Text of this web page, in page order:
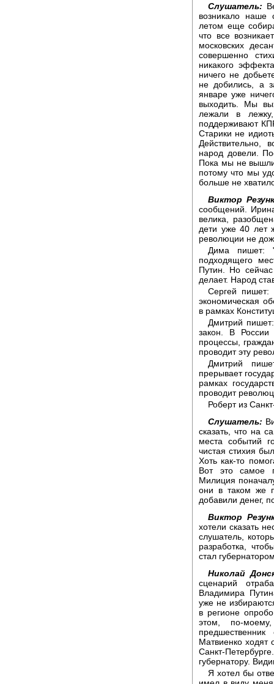
Слушатель:
возникало наше
летом еще
что все
московских
совершенно
никакого
ничего не
не добились, а
январе уже
выходить. Мы
лежали в
поддерживают
Старики не
Действительно,
народ довели.
Пока мы не
потому что мы
больше не
Виктор
сообщений.
велика,
дети уже 40 лет
революции не
Дима пишет:
подходящего
Путин. Но
делает. Народ
Сергей пишет:
экономическая
в рамках
Дмитрий
закон. В
процессы,
проводит эту
Дмитрий
прерывает
рамках
проводит
Роберт из
Слушатель:
сказать, что на
места событий
чистая стихия
Хоть как-то
Вот это самое
Милиция
они в таком же
добавили денег,
Виктор
хотели сказать
слушатель,
разработка,
стал
Николай
сценарий
Владимира
уже не
в регионе
этом, по-
Матвиенко ходят
Санкт-
губернатору.
Я хотел бы